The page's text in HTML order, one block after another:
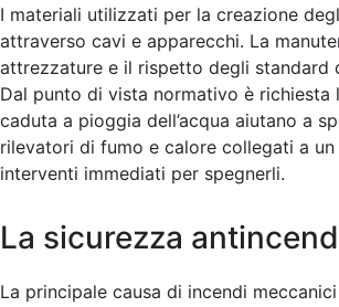
I materiali utilizzati per la creazione
attraverso cavi e apparecchi. La
attrezzature e il rispetto degli standard
Dal punto di vista normativo è richiesta
caduta a pioggia dell’acqua aiutano a
rilevatori di fumo e calore collegati a
interventi immediati per spegnerli.
La sicurezza
La principale causa di incendi